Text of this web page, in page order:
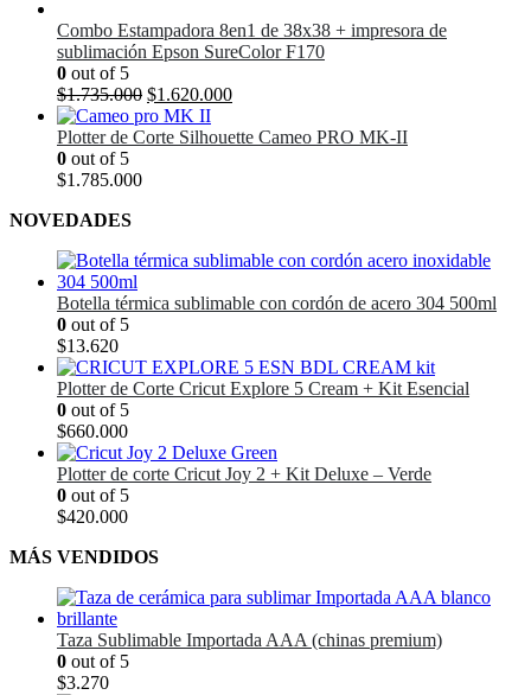
Combo Estampadora 8en1 de 38x38 + impresora de
sublimación Epson SureColor F170
0 out of 5
$1.735.000 El
precio
original
$1.620.000El
actual
Plotter de Corte Silhouette Cameo PRO MK-II
0 out of 5
$1.785.000
NOVEDADES
Botella térmica sublimable con cordón de acero 304 500ml
0 out of 5
$13.620
Plotter de Corte Cricut Explore 5 Cream + Kit Esencial
0 out of 5
$660.000
Plotter de corte Cricut Joy 2 + Kit Deluxe – Verde
0 out of 5
$420.000
MÁS VENDIDOS
Taza Sublimable Importada AAA (chinas premium)
0 out of 5
$3.270